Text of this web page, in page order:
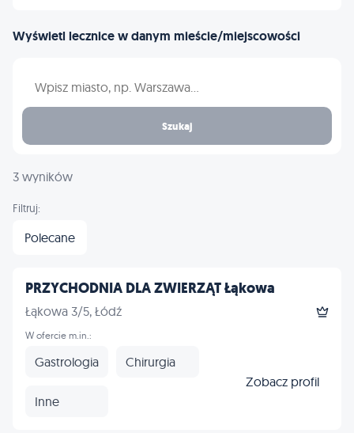
Wyświetl lecznice w danym mieście/miejscowości
Szukaj
3 wyników
Filtruj:
Polecane
PRZYCHODNIA DLA ZWIERZĄT Łąkowa
Łąkowa 3/5, Łódź
W ofercie m.in.:
Gastrologia Chirurgia
Inne
Zobacz profil